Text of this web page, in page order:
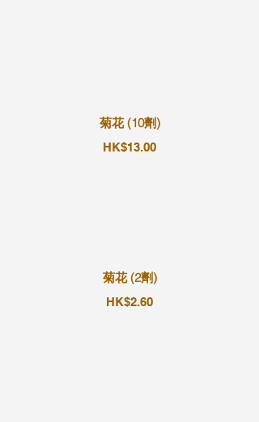
菊花 (10劑)
HK$13.00
菊花 (2劑)
HK$2.60